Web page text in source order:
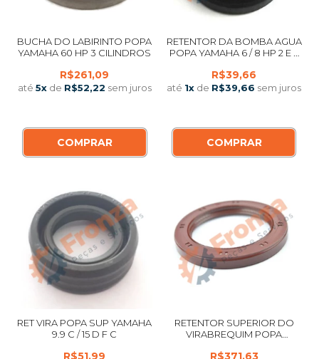
BUCHA DO LABIRINTO POPA
YAMAHA 60 HP 3 CILINDROS
R$261,09
até 5xde R$52,22 sem juros
COMPRAR
RETENTOR DA BOMBA AGUA
POPA YAMAHA 6 / 8 HP 2 E 4
RETENTOR INFERIOR DO
VIRABREQUIM YAMAHA 8 HP
R$39,66
até 1x de R$39,66 sem juros
COMPRAR
RET VIRA POPA SUP YAMAHA
9.9 C / 15 D F C
R$51,99
RETENTOR SUPERIOR DO
VIRABREQUIM POPA
R$371,63